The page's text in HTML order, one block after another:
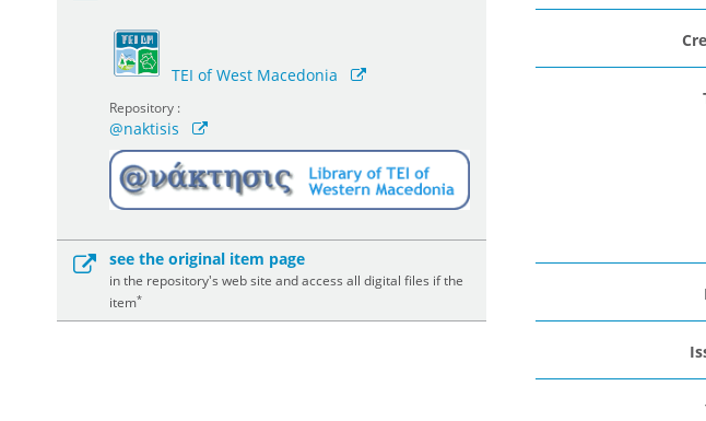
TEI of West Macedonia
Repository :
@naktisis
see the original item page
in the repository's web site and access all digital files if the
item*